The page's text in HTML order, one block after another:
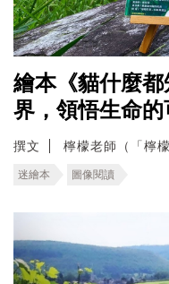
繪本《貓什麼
界，領悟生命的
撰文 檸檬老師（「檸
迷繪本 圖像閱讀